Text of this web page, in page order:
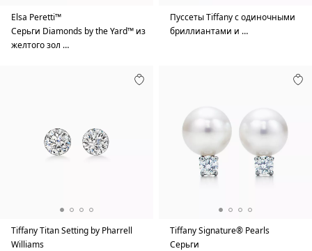
Elsa Peretti™
Серьги Diamonds by the Yard™ из
желтого зол …
Пуссеты Tiffany с одиночными
бриллиантами и …
Tiffany Titan Setting by Pharrell
Williams
Tiffany Signature® Pearls
Серьги